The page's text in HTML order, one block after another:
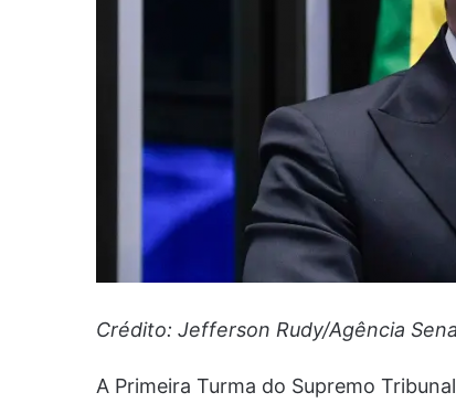
Crédito: Jefferson Rudy/Agência
A Primeira Turma do Supremo